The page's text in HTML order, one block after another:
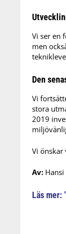
Vi ser en
men
Den
Vi
stora
2019
Vi önskar
Av:
Läs mer: